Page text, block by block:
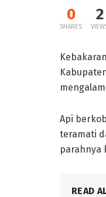
0
SHARES
2
Api
teramati
parahnya
READ